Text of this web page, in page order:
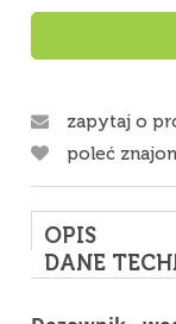
zapytaj o
poleć
OPIS
DANE